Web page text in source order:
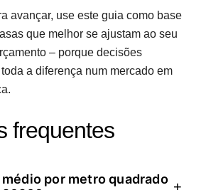
avançar, use este guia como base
que melhor se ajustam ao seu
– porque decisões
a diferença num mercado em
frequentes
médio por metro quadrado +